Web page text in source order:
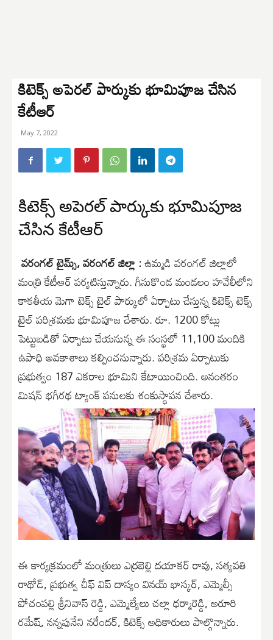
కిటెక్స్ అపెరల్ పార్కుకు భూమిపూజ చేసిన
కేటీఆర్
May 7, 2022
కిటెక్స్ అపెరల్ పార్కుకు భూమిపూజ
చేసిన కేటీఆర్
వరంగల్ టైమ్స్, వరంగల్ జిల్లా :ఉమ్మడి వరంగల్ జిల్లాలో
మంత్రి కేటీఆర్ పర్యటిస్తున్నారు. గీసుకొండ మండలం హవేలీలోని
కాకతీయ మెగా టెక్స్ టైల్ పార్కులో ఏర్పాటు చేస్తున్న కిటెక్స్ టెక్స్
టైల్ పరిశ్రమకు భూమిపూజ చేశారు. రూ. 1200 కోట్లు
పెట్టుబడితో ఏర్పాటు చేయనున్న ఈ సంస్థలో 11,100 మందికి
ఉపాధి అవకాశాలు కల్పించనున్నారు. పరిశ్రమ ఏర్పాటుకు
ప్రభుత్వం 187 ఎకరాల భూమిని కేటాయించింది. అనంతరం
మిషన్ భగీరథ ట్యాంక్ పనులకు శంకుస్థాపన చేశారు.
ఈ కార్యక్రమంలో మంత్రులు ఎర్రబెల్లి దయాకర్ రావు, సత్యవతి
రాథోడ్, ప్రభుత్వ చీఫ్ విప్ దాస్యం వినయ్ భాస్కర్, ఎమ్మెల్సీ
పోచంపల్లి శ్రీనివాస్ రెడ్డి, ఎమ్మెల్యేలు చల్లా ధర్మారెడ్డి, అరూరి
రమేష్, నన్నపునేని నరేందర్, కిటెక్స్ అధికారులు పాల్గొన్నారు.